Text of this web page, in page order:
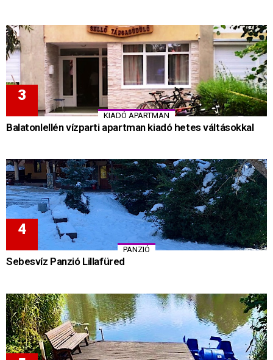
KIADÓ APARTMAN
Balatonlellén vízparti apartman kiadó hetes váltásokkal
PANZIÓ
Sebesvíz Panzió Lillafüred